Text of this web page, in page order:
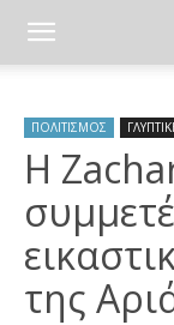
ΠΟΛΙΤΙΣΜΟΣ
Η
της